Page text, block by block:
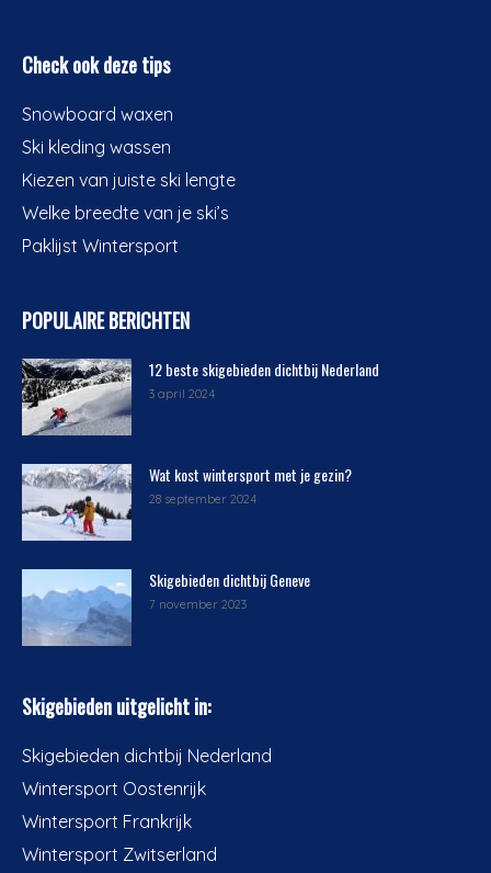
Check ook deze tips
Snowboard waxen
Ski kleding wassen
Kiezen van juiste ski lengte
Welke breedte van je ski’s
Paklijst Wintersport
POPULAIRE BERICHTEN
12 beste skigebieden dichtbij Nederland
3 april 2024
Wat kost wintersport met je gezin?
28 september 2024
Skigebieden dichtbij Geneve
7 november 2023
Skigebieden uitgelicht in:
Skigebieden dichtbij Nederland
Wintersport Oostenrijk
Wintersport Frankrijk
Wintersport Zwitserland